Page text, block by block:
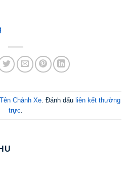
Tên Chành Xe. Đánh dấu liên kết thường
trực